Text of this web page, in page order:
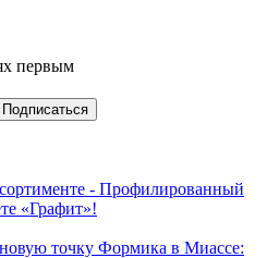
первым
- Профилированный
«Графит»!
точку Формика в Миассе: